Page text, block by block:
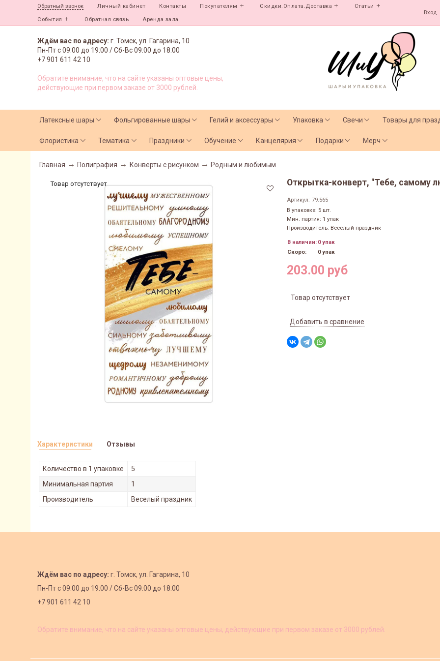
Обратный звонок Личный кабинет Контакты Покупателям Скидки.Оплата.Доставка Статьи
События Обратная связь Аренда зала
Вход
Ждём вас по адресу: г. Томск, ул. Гагарина, 10
Пн-Пт с09:00 до 19:00 /Сб-Вс 09:00 до 18:00
+7 901 611 42 10
Обратите внимание, что на сайте указаны оптовые цены,
действующие при первом заказе от 3000 рублей.
Латексные шары Фольгированные шары Гелий и аксессуары Упаковка Свечи Товары для
Флористика Тематика Праздники Обучение Канцелярия Подарки Мерч
Главная Полиграфия Конверты с рисунком Родным и любимым
Товар отсутствует Открытка-конверт, "Тебе, самому
Артикул: 79.565
В упаковке: 5 шт.
Мин. партия: 1 упак
Производитель: Веселый праздник
В наличии: 0 упак
Скоро:
0 упак
203.00 руб
Товар отсутствует
Добавить в сравнение
Характеристики
Количество в 1 упаковке
5
Минимальная партия
1
Производитель
Веселый праздник
Отзывы
Ждём вас по адресу: г. Томск, ул. Гагарина, 10
Пн-Пт с09:00 до 19:00 /Сб-Вс 09:00 до 18:00
+7 901 611 42 10
Обратите внимание, что на сайте указаны оптовые цены, действующие при первом заказе от 3000 рублей.